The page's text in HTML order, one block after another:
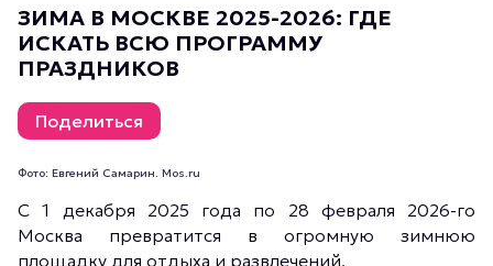
Статьи Молодёжи Москвы
Молодёжь Москвы культурная
Молодёжь Москвы спортивная
Молодёжь Москвы в движении
Молодёжь Москвы здоровая
Молодёжь Москвы профессиональная
Молодёжь Москвы туристическая
Все новости
ЗИМА В МОСКВЕ 2025-2026: ГДЕ
ИСКАТЬ ВСЮ ПРОГРАММУ
ПРАЗДНИКОВ
Поделиться
Фото: Евгений Самарин. Mos.ru
С 1 декабря 2025 года по 28 февраля 2026-го
Москва превратится в огромную зимнюю
площадку для отдыха и развлечений.